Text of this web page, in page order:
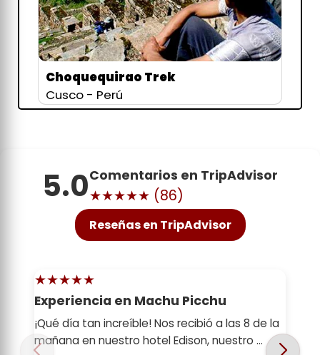
Choquequirao Trek
Cusco - Perú
5.0Comentarios en TripAdvisor
★★★★★ (86)
Reseñas en TripAdvisor
★★★★★
Excelente servicio
Nos encantó conocer tantos lugares sin
preocuparnos por la organización. Todo